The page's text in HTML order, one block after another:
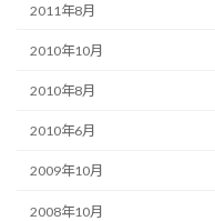
2011年8月
2010年10月
2010年8月
2010年6月
2009年10月
2008年10月